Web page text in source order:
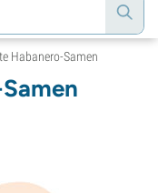
Habanero-Samen